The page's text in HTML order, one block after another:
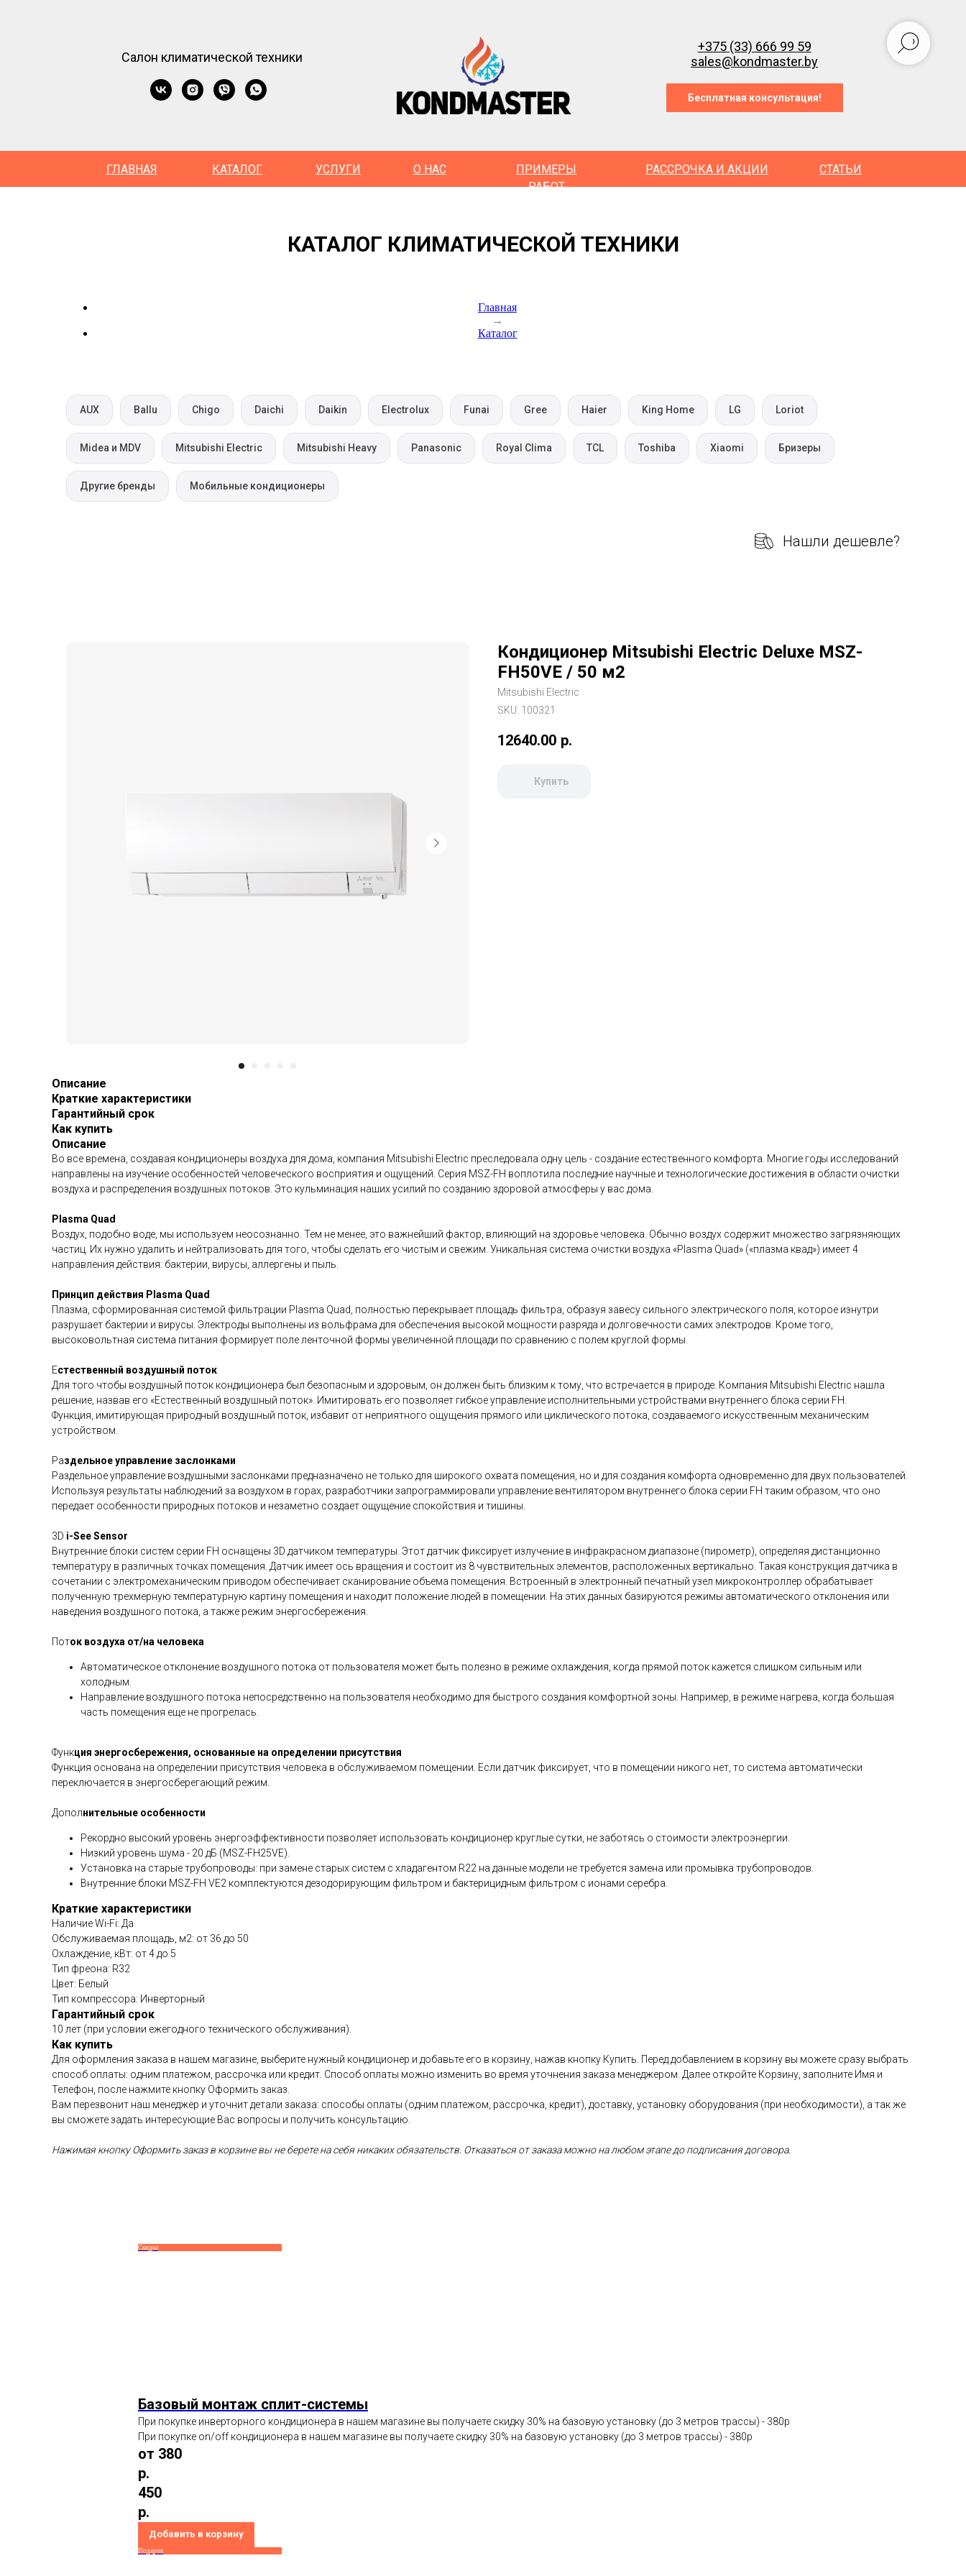
Салон климатической техники
+375 (33) 666 99 59
sales@kondmaster.by
Бесплатная консультация!
ГЛАВНАЯ КАТАЛОГ УСЛУГИ О НАС
ПРИМЕРЫ
РАБОТ
РАССРОЧКА И АКЦИИ СТАТЬИ
КАТАЛОГ КЛИМАТИЧЕСКОЙ ТЕХНИКИ
Главная
→
Каталог
AUX Ballu Chigo Daichi Daikin Electrolux Funai Gree Haier King Home LG Loriot
Midea и MDV Mitsubishi Electric Mitsubishi Heavy Panasonic Royal Clima TCL Toshiba Xiaomi Бризеры
Другие бренды Мобильные кондиционеры
Нашли дешевле?
Кондиционер Mitsubishi Electric Deluxe MSZ-
FH50VE / 50 м2
Mitsubishi Electric
SKU: 100321
12640.00 р.
Купить
Описание
Краткие характеристики
Гарантийный срок
Как купить
Описание
Во все времена, создавая кондиционеры воздуха для дома, компания Mitsubishi Electric преследовала одну цель - создание естественного комфорта. Многие годы исследований
направлены на изучение особенностей человеческого восприятия и ощущений. Серия MSZ-FH воплотила последние научные и технологические достижения в области очистки
воздуха и распределения воздушных потоков. Это кульминация наших усилий по созданию здоровой атмосферы у вас дома.
Plasma Quad
Воздух, подобно воде, мы используем неосознанно. Тем не менее, это важнейший фактор, влияющий на здоровье человека. Обычно воздух содержит множество загрязняющих
частиц. Их нужно удалить и нейтрализовать для того, чтобы сделать его чистым и свежим. Уникальная система очистки воздуха «Plasma Quad» («плазма квад») имеет 4
направления действия: бактерии, вирусы, аллергены и пыль.
Принцип действия Plasma Quad
Плазма, сформированная системой фильтрации Plasma Quad, полностью перекрывает площадь фильтра, образуя завесу сильного электрического поля, которое изнутри
разрушает бактерии и вирусы. Электроды выполнены из вольфрама для обеспечения высокой мощности разряда и долговечности самих электродов. Кроме того,
высоковольтная система питания формирует поле ленточной формы увеличенной площади по сравнению с полем круглой формы.
Естественный воздушный поток
Для того чтобы воздушный поток кондиционера был безопасным и здоровым, он должен быть близким к тому, что встречается в природе. Компания Mitsubishi Electric нашла
решение, назвав его «Естественный воздушный поток». Имитировать его позволяет гибкое управление исполнительными устройствами внутреннего блока серии FH.
Функция, имитирующая природный воздушный поток, избавит от неприятного ощущения прямого или циклического потока, создаваемого искусственным механическим
устройством.
Раздельное управление заслонками
Раздельное управление воздушными заслонками предназначено не только для широкого охвата помещения, но и для создания комфорта одновременно для двух пользователей.
Используя результаты наблюдений за воздухом в горах, разработчики запрограммировали управление вентилятором внутреннего блока серии FH таким образом, что оно
передает особенности природных потоков и незаметно создает ощущение спокойствия и тишины.
3D i-See Sensor
Внутренние блоки систем серии FH оснащены 3D датчиком температуры. Этот датчик фиксирует излучение в инфракрасном диапазоне (пирометр), определяя дистанционно
температуру в различных точках помещения. Датчик имеет ось вращения и состоит из 8 чувствительных элементов, расположенных вертикально. Такая конструкция датчика в
сочетании с электромеханическим приводом обеспечивает сканирование объема помещения. Встроенный в электронный печатный узел микроконтроллер обрабатывает
полученную трехмерную температурную картину помещения и находит положение людей в помещении. На этих данных базируются режимы автоматического отклонения или
наведения воздушного потока, а также режим энергосбережения.
Поток воздуха от/на человека
Автоматическое отклонение воздушного потока от пользователя может быть полезно в режиме охлаждения, когда прямой поток кажется слишком сильным или
холодным.
Направление воздушного потока непосредственно на пользователя необходимо для быстрого создания комфортной зоны. Например, в режиме нагрева, когда большая
часть помещения еще не прогрелась.
Функция энергосбережения, основанные на определении присутствия
Функция основана на определении присутствия человека в обслуживаемом помещении. Если датчик фиксирует, что в помещении никого нет, то система автоматически
переключается в энергосберегающий режим.
Дополнительные особенности
Рекордно высокий уровень энергоэффективности позволяет использовать кондиционер круглые сутки, не заботясь о стоимости электроэнергии.
Низкий уровень шума - 20 дБ (MSZ-FH25VE).
Установка на старые трубопроводы: при замене старых систем с хладагентом R22 на данные модели не требуется замена или промывка трубопроводов.
Внутренние блоки MSZ-FH VE2 комплектуются дезодорирующим фильтром и бактерицидным фильтром с ионами серебра.
Краткие характеристики
Наличие Wi-Fi: Да
Обслуживаемая площадь, м2: от 36 до 50
Охлаждение, кВт: от 4 до 5
Тип фреона: R32
Цвет: Белый
Тип компрессора: Инверторный
Гарантийный срок
10 лет (при условии ежегодного технического обслуживания).
Как купить
Для оформления заказа в нашем магазине, выберите нужный кондиционер и добавьте его в корзину, нажав кнопку Купить. Перед добавлением в корзину вы можете сразу выбрать
способ оплаты: одним платежом, рассрочка или кредит. Способ оплаты можно изменить во время уточнения заказа менеджером. Далее откройте Корзину, заполните Имя и
Телефон, после нажмите кнопку Оформить заказ.
Вам перезвонит наш менеджер и уточнит детали заказа: способы оплаты (одним платежом, рассрочка, кредит), доставку, установку оборудования (при необходимости), а так же
вы сможете задать интересующие Вас вопросы и получить консультацию.
Нажимая кнопку Оформить заказ в корзине вы не берете на себя никаких обязательств. Отказаться от заказа можно на любом этапе до подписания договора.
Скидка
Базовый монтаж сплит-системы
При покупке инверторного кондиционера в нашем магазине вы получаете скидку 30% на базовую установку (до 3 метров трассы) - 380p
При покупке on/off кондиционера в нашем магазине вы получаете скидку 30% на базовую установку (до 3 метров трассы) - 380p
от 380
р.
450
р.
Добавить в корзину
Подарок